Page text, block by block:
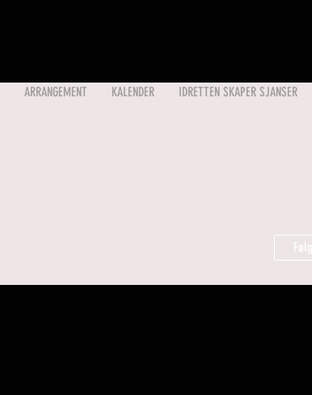
ARRANGEMENT KALENDER IDRETTEN SKAPER SJANSER
Følg